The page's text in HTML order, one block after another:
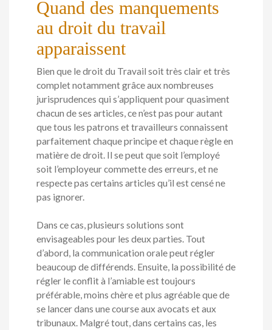
Quand des manquements
au droit du travail
apparaissent
Bien que le droit du Travail soit très clair et très
complet notamment grâce aux nombreuses
jurisprudences qui s’appliquent pour quasiment
chacun de ses articles, ce n’est pas pour autant
que tous les patrons et travailleurs connaissent
parfaitement chaque principe et chaque règle en
matière de droit. Il se peut que soit l’employé
soit l’employeur commette des erreurs, et ne
respecte pas certains articles qu’il est censé ne
pas ignorer.
Dans ce cas, plusieurs solutions sont
envisageables pour les deux parties. Tout
d’abord, la communication orale peut régler
beaucoup de différends. Ensuite, la possibilité de
régler le conflit à l’amiable est toujours
préférable, moins chère et plus agréable que de
se lancer dans une course aux avocats et aux
tribunaux. Malgré tout, dans certains cas, les